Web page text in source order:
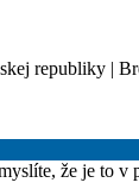
republiky |
že je to